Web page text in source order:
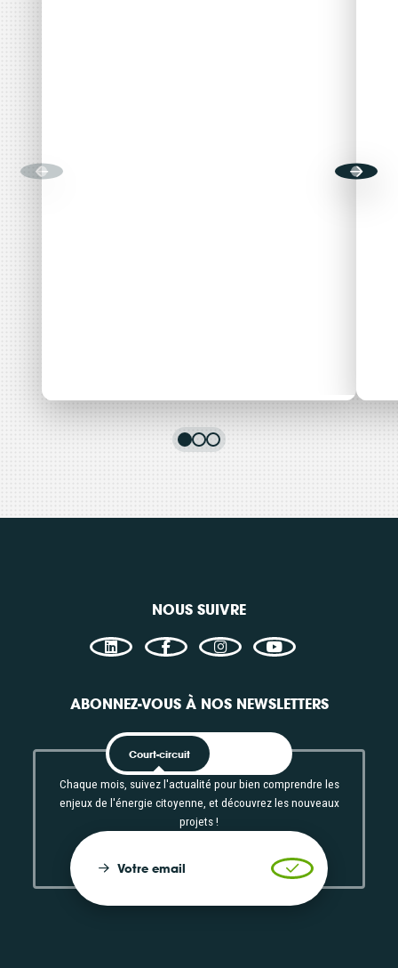
Le Label et la Charte
Consulter
À
NOUS SUIVRE
ABONNEZ-VOUS À NOS NEWSLETTERS
Court-circuit
Chaque mois, suivez l'actualité pour bien comprendre les
enjeux de l'énergie citoyenne, et découvrez les nouveaux
projets !
Votre email Valider